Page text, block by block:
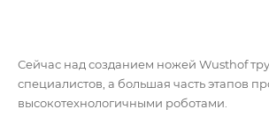
Сейчас над созданием ножей Wusthof
специалистов, а большая часть этапов
высокотехнологичными роботами.